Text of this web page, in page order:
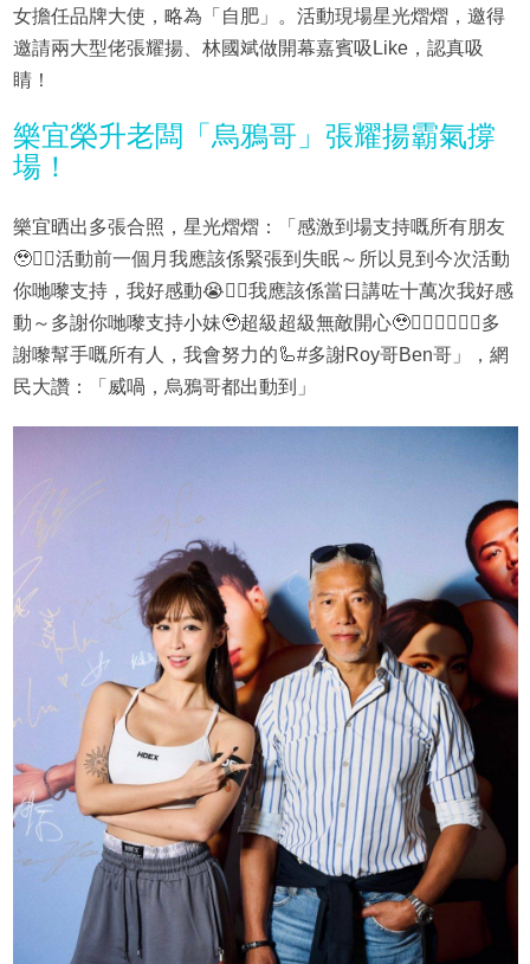
女擔任品牌大使，略為「自肥」。活動現場星光熠熠，邀得
邀請兩大型佬張耀揚、林國斌做開幕嘉賓吸Like，認真吸
睛！
樂宜榮升老闆「烏鴉哥」張耀揚霸氣撐
場！
樂宜晒出多張合照，星光熠熠：「感激到場支持嘅所有朋友
🥹❤️‍🔥活動前一個月我應該係緊張到失眠～所以見到今次活動
你哋嚟支持，我好感動😭❤️‍🔥我應該係當日講咗十萬次我好感
動～多謝你哋嚟支持小妹🥹超級超級無敵開心🥹❤️‍🔥❤️‍🔥❤️‍🔥多
謝嚟幫手嘅所有人，我會努力的🦾#多謝Roy哥Ben哥」，網
民大讚：「威喎，烏鴉哥都出動到」